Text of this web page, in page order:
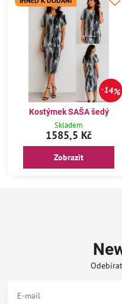
14%
Kostýmek SAŠA šedý
Skladem
1585,5 Kč
Zobrazit